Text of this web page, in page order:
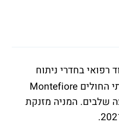
רפואי בחדרי ניתוח
ובחדרי פרוצדורות מזנקת היום אחרי שדיווחה כי חתמה על הסכם עם רשת בתי החולים Montefiore
של עד 2.5 מיליון דולר בארבעה שלבים. המניה מזנקת